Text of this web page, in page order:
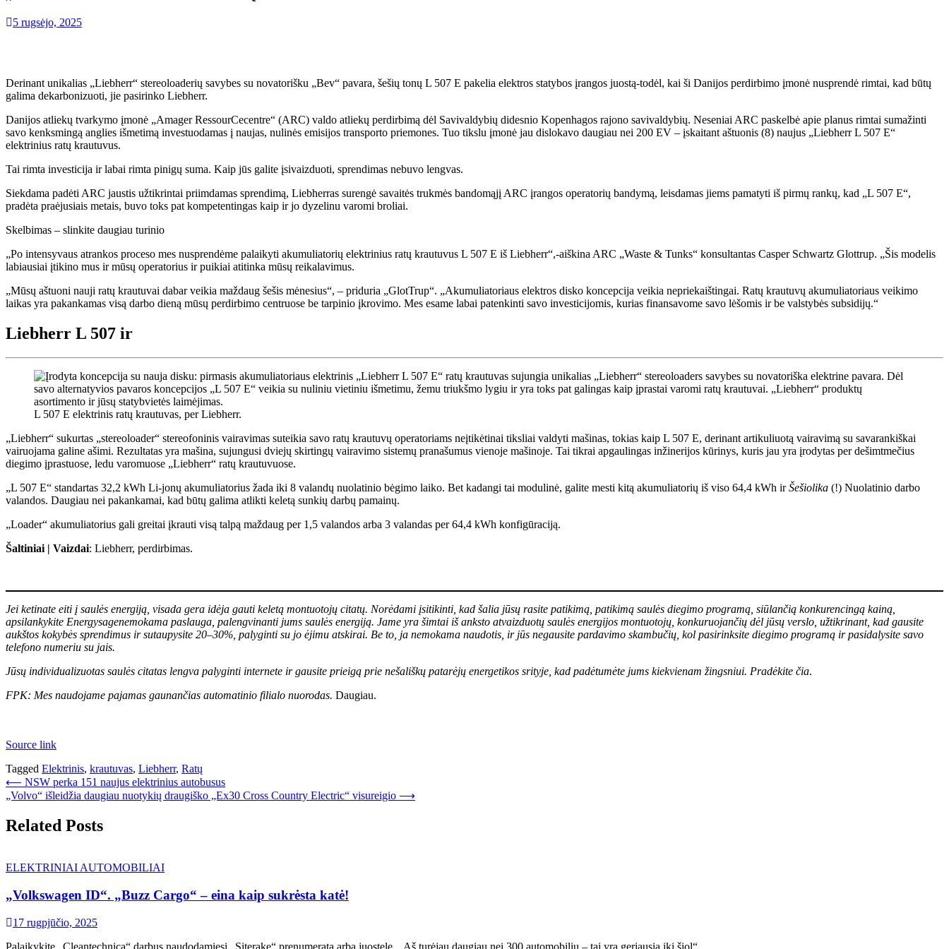
5 rugsėjo, 2025
Derinant unikalias „Liebherr“ stereoloaderių savybes su novatorišku „Bev“ pavara, šešių tonų L 507 E pakelia elektros statybos įrangos juostą-todėl, kai ši Danijos perdirbimo įmonė nusprendė rimtai, kad būtų
galima dekarbonizuoti, jie pasirinko Liebherr.
Danijos atliekų tvarkymo įmonė „Amager RessourCecentre“ (ARC) valdo atliekų perdirbimą dėl Savivaldybių didesnio Kopenhagos rajono savivaldybių. Neseniai ARC paskelbė apie planus rimtai sumažinti
savo kenksmingą anglies išmetimą investuodamas į naujas, nulinės emisijos transporto priemones. Tuo tikslu įmonė jau dislokavo daugiau nei 200 EV – įskaitant aštuonis (8) naujus „Liebherr L 507 E“
elektrinius ratų krautuvus.
Tai rimta investicija ir labai rimta pinigų suma. Kaip jūs galite įsivaizduoti, sprendimas nebuvo lengvas.
Siekdama padėti ARC jaustis užtikrintai priimdamas sprendimą, Liebherras surengė savaitės trukmės bandomąjį ARC įrangos operatorių bandymą, leisdamas jiems pamatyti iš pirmų rankų, kad „L 507 E“,
pradėta praėjusiais metais, buvo toks pat kompetentingas kaip ir jo dyzelinu varomi broliai.
Skelbimas – slinkite daugiau turinio
„Po intensyvaus atrankos proceso mes nusprendėme palaikyti akumuliatorių elektrinius ratų krautuvus L 507 E iš Liebherr“,-aiškina ARC „Waste & Tunks“ konsultantas Casper Schwartz Glottrup. „Šis modelis
labiausiai įtikino mus ir mūsų operatorius ir puikiai atitinka mūsų reikalavimus.
„Mūsų aštuoni nauji ratų krautuvai dabar veikia maždaug šešis mėnesius“, – priduria „GlotTrup“. „Akumuliatoriaus elektros disko koncepcija veikia nepriekaištingai. Ratų krautuvų akumuliatoriaus veikimo
laikas yra pakankamas visą darbo dieną mūsų perdirbimo centruose be tarpinio įkrovimo. Mes esame labai patenkinti savo investicijomis, kurias finansavome savo lėšomis ir be valstybės subsidijų.“
Liebherr L 507 ir
L 507 E elektrinis ratų krautuvas, per Liebherr.
„Liebherr“ sukurtas „stereoloader“ stereofoninis vairavimas suteikia savo ratų krautuvų operatoriams neįtikėtinai tiksliai valdyti mašinas, tokias kaip L 507 E, derinant artikuliuotą vairavimą su savarankiškai
vairuojama galine ašimi. Rezultatas yra mašina, sujungusi dviejų skirtingų vairavimo sistemų pranašumus vienoje mašinoje. Tai tikrai apgaulingas inžinerijos kūrinys, kuris jau yra įrodytas per dešimtmečius
diegimo įprastuose, ledu varomuose „Liebherr“ ratų krautuvuose.
„L 507 E“ standartas 32,2 kWh Li-jonų akumuliatorius žada iki 8 valandų nuolatinio bėgimo laiko. Bet kadangi tai modulinė, galite mesti kitą akumuliatorių iš viso 64,4 kWh irŠešiolika (!) Nuolatinio darbo
valandos. Daugiau nei pakankamai, kad būtų galima atlikti keletą sunkių darbų pamainų.
„Loader“ akumuliatorius gali greitai įkrauti visą talpą maždaug per 1,5 valandos arba 3 valandas per 64,4 kWh konfigūraciją.
Šaltiniai | Vaizdai: Liebherr, perdirbimas.
Jei ketinate eiti į saulės energiją, visada gera idėja gauti keletą montuotojų citatų. Norėdami įsitikinti, kad šalia jūsų rasite patikimą, patikimą saulės diegimo programą, siūlančią konkurencingą kainą,
apsilankykite Energysagenemokama paslauga, palengvinanti jums saulės energiją. Jame yra šimtai iš anksto atvaizduotų saulės energijos montuotojų, konkuruojančių dėl jūsų verslo, užtikrinant, kad gausite
aukštos kokybės sprendimus ir sutaupysite 20–30%, palyginti su jo ėjimu atskirai. Be to, ja nemokama naudotis, ir jūs negausite pardavimo skambučių, kol pasirinksite diegimo programą ir pasidalysite savo
telefono numeriu su jais.
Jūsų individualizuotas saulės citatas lengva palyginti internete ir gausite prieigą prie nešališkų patarėjų energetikos srityje, kad padėtumėte jums kiekvienam žingsniui. Pradėkite čia.
FPK: Mes naudojame pajamas gaunančias automatinio filialo nuorodas. Daugiau.
Source link
Tagged Elektrinis, krautuvas, Liebherr, Ratų
Navigacija
tarp
įrašų
⟵ NSW perka 151 naujus elektrinius autobusus
„Volvo“ išleidžia daugiau nuotykių draugiško „Ex30 Cross Country Electric“ visureigio ⟶
Related Posts
ELEKTRINIAI AUTOMOBILIAI
„Volkswagen ID“. „Buzz Cargo“ – eina kaip sukrėsta katė!
17 rugpjūčio, 2025
Palaikykite „Cleantechnica“ darbus naudodamiesi „Siterake“ prenumerata arba juostele. „Aš turėjau daugiau nei 300 automobilių – tai yra geriausia iki šiol“.…